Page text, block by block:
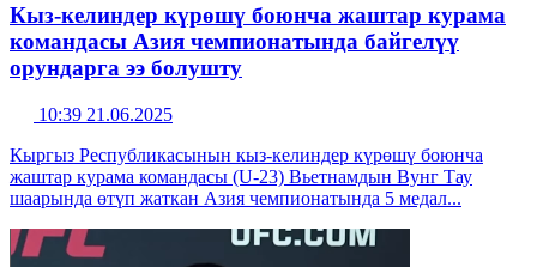
Кыз-келиндер күрөшү боюнча жаштар курама
командасы Азия чемпионатында байгелүү
орундарга ээ болушту
10:39 21.06.2025
Кыргыз Республикасынын кыз-келиндер күрөшү боюнча
жаштар курама командасы (U-23) Вьетнамдын Вунг Тау
шаарында өтүп жаткан Азия чемпионатында 5 медал...